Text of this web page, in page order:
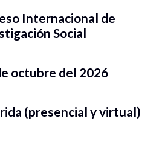
Internacional de
Social
octubre del 2026
(presencial y virtual)